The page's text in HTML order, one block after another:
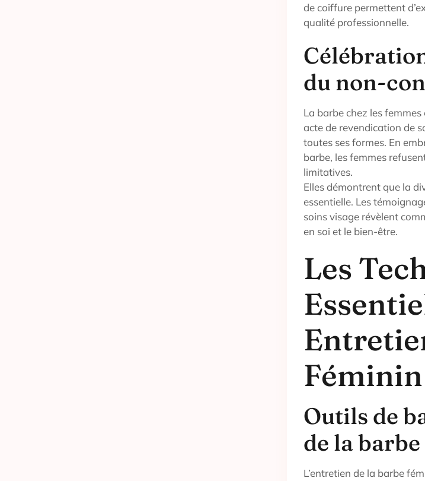
de coiffure permettent
qualité professionnelle.
du non-
La barbe chez les
acte de revendication de
toutes ses formes. En
barbe, les femmes
limitatives.
Elles démontrent que la
essentielle. Les
soins visage révèlent
en soi et le bien-être.
Les
Outils de
de la barbe
L’entretien de la barbe